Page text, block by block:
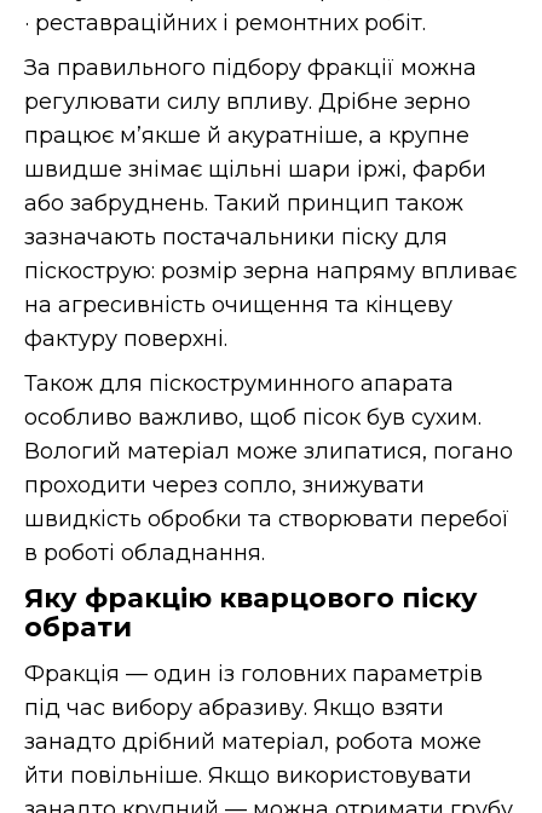
· реставраційних і ремонтних робіт.
За правильного підбору фракції можна
регулювати силу впливу. Дрібне зерно
працює м’якше й акуратніше, а крупне
швидше знімає щільні шари іржі, фарби
або забруднень. Такий принцип також
зазначають постачальники піску для
піскострую: розмір зерна напряму впливає
на агресивність очищення та кінцеву
фактуру поверхні.
Також для піскоструминного апарата
особливо важливо, щоб пісок був сухим.
Вологий матеріал може злипатися, погано
проходити через сопло, знижувати
швидкість обробки та створювати перебої
в роботі обладнання.
Яку фракцію кварцового піску
обрати
Фракція — один із головних параметрів
під час вибору абразиву. Якщо взяти
занадто дрібний матеріал, робота може
йти повільніше. Якщо використовувати